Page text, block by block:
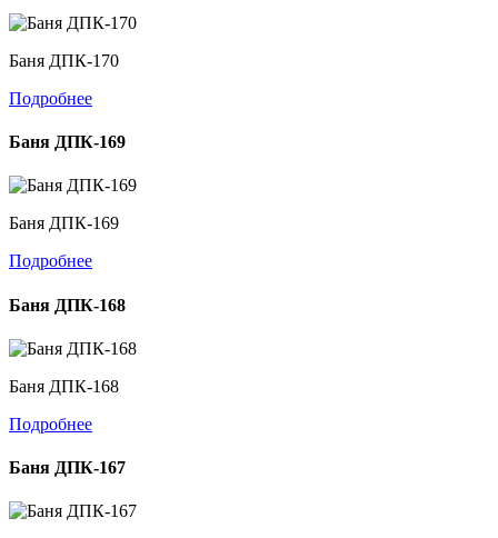
Баня ДПК-170
Подробнее
Баня ДПК-169
Баня ДПК-169
Подробнее
Баня ДПК-168
Баня ДПК-168
Подробнее
Баня ДПК-167